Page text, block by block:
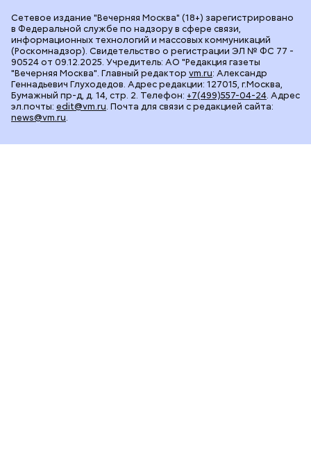
Сетевое издание "Вечерняя Москва" (18+) зарегистрировано
в Федеральной службе по надзору в сфере связи,
информационных технологий и массовых коммуникаций
(Роскомнадзор). Свидетельство о регистрации ЭЛ № ФС 77 -
90524 от 09.12.2025. Учредитель: АО "Редакция газеты
"Вечерняя Москва". Главный редактор vm.ru: Александр
Геннадьевич Глуходедов. Адрес редакции: 127015, г.Москва,
Бумажный пр-д, д. 14, стр. 2. Телефон: +7(499)557-04-24. Адрес
эл.почты: edit@vm.ru. Почта для связи с редакцией сайта:
news@vm.ru.